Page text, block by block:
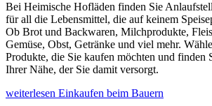
Bei Heimische Hofläden finden Sie
für all die Lebensmittel, die auf keinem
Ob Brot und Backwaren, Milchprodukte,
Gemüse, Obst, Getränke und viel mehr.
Produkte, die Sie kaufen möchten und finden
Ihrer Nähe, der Sie damit versorgt.
weiterlesen Einkaufen beim Bauern